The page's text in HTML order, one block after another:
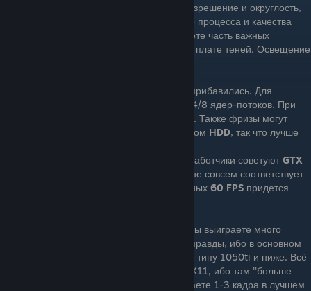
текстуры/модели стали иметь большее разрешение и округлость,
появилось множество улучшений игрового процесса и качества
жизни. Если вы выберете dx11, то потеряете часть важных
улучшений, особенно это будет заметно в плате теней. Освещение
Требования к процессору также немного прибавились. Для
стабильной работы игры нужно минимум 4/8 ядер-потоков. При
меньшем количестве возможны 'заикания'. Также фризы могут
наблюдаться если вы играете на стареньком HDD, так что лучше
Из Видеокарт для высоких в FULL HD разработчики советуют GTX
), что не совсем соответствует
реальности, ибо для достижения стабильных 60 FPS придется
Также ходит молва что при выборе DX11 вы выиграете много
производительности, но это только часть правды, ибо в основном
это достигается на старых видеокартах по типу 1050ti и ниже. Всё
же если вы считаете что лучше играть с DX11, ибо там ''больше
FPS''( на самом деле не сильно, вы выиграете 1-3 кадра в лучшем